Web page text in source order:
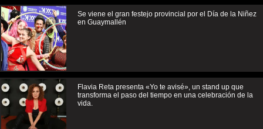
Se viene el gran festejo provincial por el Día de la Niñez
en Guaymallén
Flavia Reta presenta «Yo te avisé», un stand up que
transforma el paso del tiempo en una celebración de la
vida.